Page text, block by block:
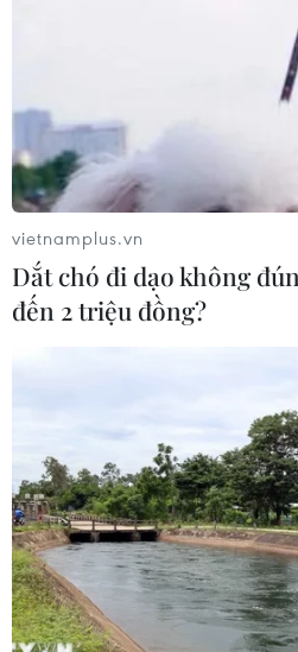
Cáp điện ngầm 20KV
huyện Lý Sơn an toàn
Chiều 8/9, tại huyện Lý Sơn,
xuyên biển thuộc Dự án đưa
bằng cáp ngầm, đã tiếp bờ Lý
vietnamplus.vn
Dắt chó đi dạo không
đến 2 triệu đồng?